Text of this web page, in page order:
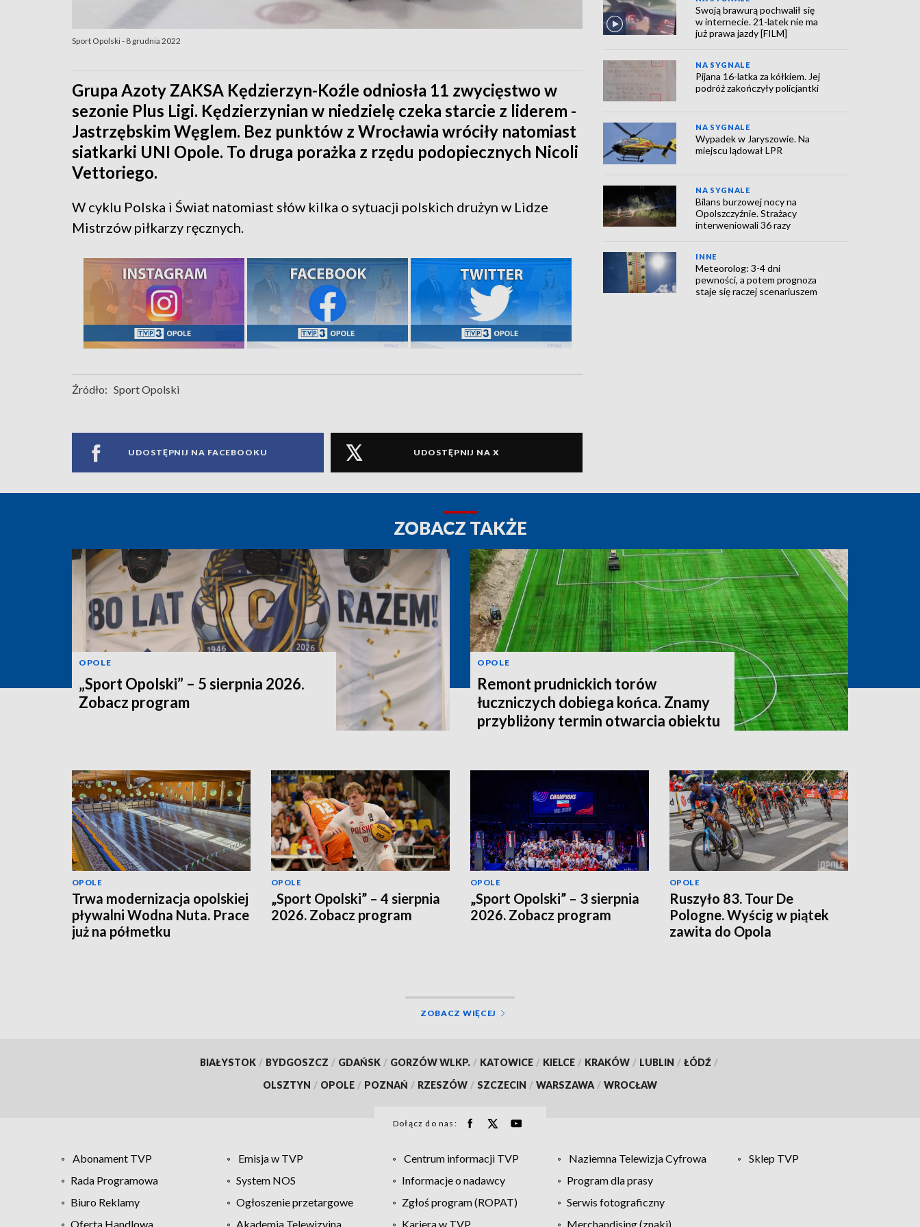
Sport Opolski - 8 grudnia 2022
Grupa Azoty ZAKSA Kędzierzyn-Koźle odniosła 11 zwycięstwo w
sezonie Plus Ligi. Kędzierzynian w niedzielę czeka starcie z liderem -
Jastrzębskim Węglem. Bez punktów z Wrocławia wróciły natomiast
siatkarki UNI Opole. To druga porażka z rzędu podopiecznych Nicoli
Vettoriego.
W cyklu Polska i Świat natomiast słów kilka o sytuacji polskich drużyn w Lidze
Mistrzów piłkarzy ręcznych.
Źródło: Sport Opolski
UDOSTĘPNIJ NA FACEBOOKU UDOSTĘPNIJ NA X
Swoją brawurą pochwalił się
w internecie. 21-latek nie ma
już prawa jazdy [FILM]
NA SYGNALE
Pijana 16-latka za kółkiem. Jej
podróż zakończyły policjantki
NA SYGNALE
Wypadek w Jaryszowie. Na
miejscu lądował LPR
NA SYGNALE
Bilans burzowej nocy na
Opolszczyźnie. Strażacy
interweniowali 36 razy
INNE
Meteorolog: 3-4 dni
pewności, a potem prognoza
staje się raczej scenariuszem
ZOBACZ TAKŻE
OPOLE
„Sport Opolski” – 5 sierpnia 2026.
Zobacz program
OPOLE
Remont prudnickich torów
łuczniczych dobiega końca. Znamy
przybliżony termin otwarcia obiektu
OPOLE
Trwa modernizacja opolskiej
pływalni Wodna Nuta. Prace
już na półmetku
OPOLE
„Sport Opolski” – 4 sierpnia
2026. Zobacz program
OPOLE
„Sport Opolski” – 3 sierpnia
2026. Zobacz program
OPOLE
Ruszyło 83. Tour De
Pologne. Wyścig w piątek
zawita do Opola
ZOBACZ WIĘCEJ
BIAŁYSTOK / BYDGOSZCZ / GDAŃSK / GORZÓW WLKP. / KATOWICE / KIELCE / KRAKÓW / LUBLIN / ŁÓDŹ /
OLSZTYN / OPOLE / POZNAŃ / RZESZÓW / SZCZECIN / WARSZAWA / WROCŁAW
Dołącz do nas:
Abonament TVP Emisja w TVP Centrum informacji TVP Naziemna Telewizja Cyfrowa
Sklep TVP
Rada Programowa
System NOS Informacje o nadawcy
Program dla prasy
Biuro Reklamy
Ogłoszenie przetargowe Zgłoś program (ROPAT)
Serwis fotograficzny
Oferta Handlowa
Akademia Telewizyjna Kariera w TVP Merchandising (znaki)